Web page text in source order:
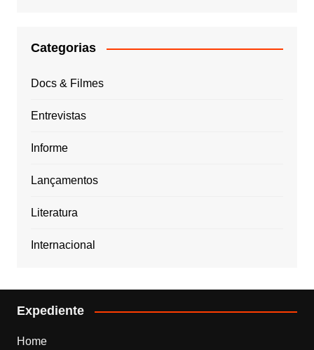
Categorias
Docs & Filmes
Entrevistas
Informe
Lançamentos
Literatura
Internacional
Expediente
Home